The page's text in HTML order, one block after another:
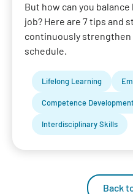
But how can you
job? Here are 7 tips and
continuously strengthen
schedule.
Lifelong Learning
Competence Development
Interdisciplinary Skills
Back